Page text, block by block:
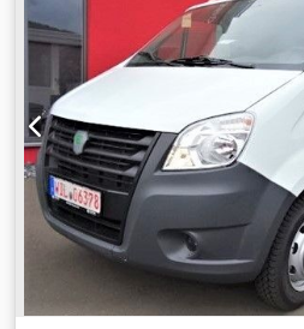
oder Abrundung des Umfangs
Palettenlänge von 130 bis 800
15 bis 100 mm Palettenstärke
Produktion/Stunde: ca. 1500
mm 1500 x 570 x 1370 h Gewicht: